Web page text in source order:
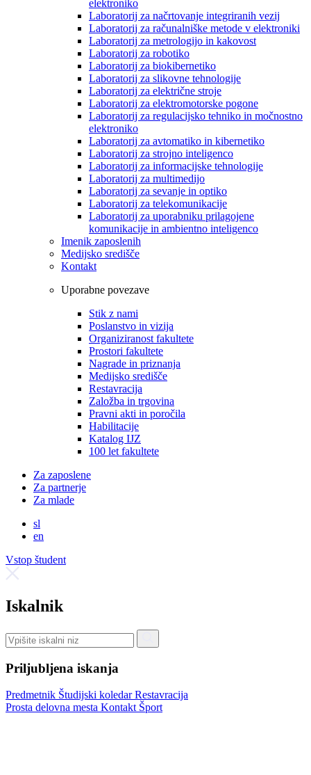
elektroniko
Laboratorij za načrtovanje integriranih vezij
Laboratorij za računalniške metode v elektroniki
Laboratorij za metrologijo in kakovost
Laboratorij za robotiko
Laboratorij za biokibernetiko
Laboratorij za slikovne tehnologije
Laboratorij za električne stroje
Laboratorij za elektromotorske pogone
Laboratorij za regulacijsko tehniko in močnostno
elektroniko
Laboratorij za avtomatiko in kibernetiko
Laboratorij za strojno inteligenco
Laboratorij za informacijske tehnologije
Laboratorij za multimedijo
Laboratorij za sevanje in optiko
Laboratorij za telekomunikacije
Laboratorij za uporabniku prilagojene
komunikacije in ambientno inteligenco
Imenik zaposlenih
Medijsko središče
Kontakt
Uporabne povezave
Stik z nami
Poslanstvo in vizija
Organiziranost fakultete
Prostori fakultete
Nagrade in priznanja
Medijsko središče
Restavracija
Založba in trgovina
Pravni akti in poročila
Habilitacije
Katalog IJZ
100 let fakultete
Za zaposlene
Za partnerje
Za mlade
sl
en
Vstop študent
Iskalnik
Priljubljena iskanja
Predmetnik Študijski koledarRestavracija
Prosta delovna mesta Kontakt Šport